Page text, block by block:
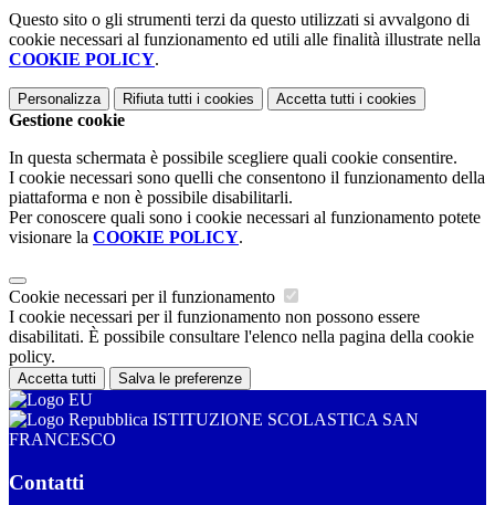
Questo sito o gli strumenti terzi da questo utilizzati si avvalgono di
cookie necessari al funzionamento ed utili alle finalità illustrate nella
COOKIE POLICY.
Personalizza Rifiuta tutti i cookies Accetta tutti i cookies
Gestione cookie
In questa schermata è possibile scegliere quali cookie consentire.
I cookie necessari sono quelli che consentono il funzionamento della
piattaforma e non è possibile disabilitarli.
Per conoscere quali sono i cookie necessari al funzionamento potete
visionare la COOKIE POLICY.
Cookie necessari per il funzionamento
I cookie necessari per il funzionamento non possono essere
disabilitati. È possibile consultare l'elenco nella pagina della cookie
policy.
Accetta tutti Salva le preferenze
ISTITUZIONE SCOLASTICA SAN
FRANCESCO
Contatti